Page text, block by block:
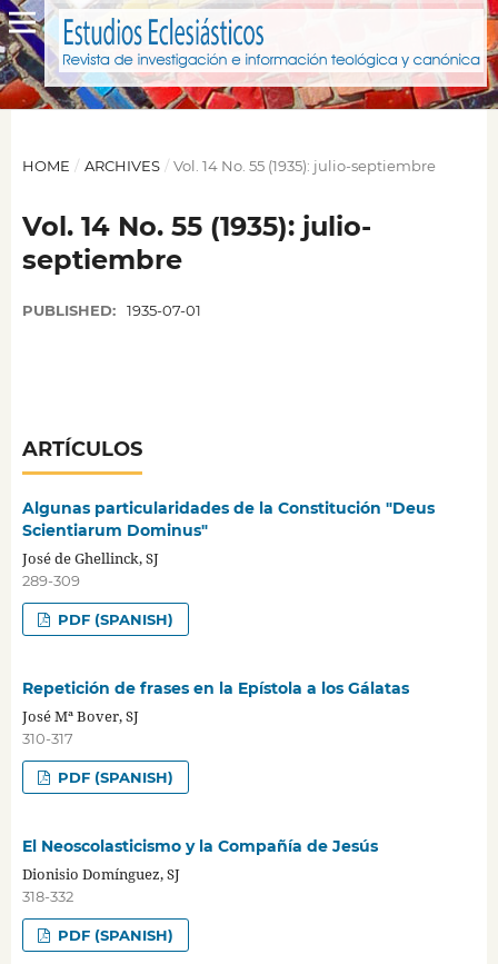
HOME / ARCHIVES / Vol. 14 No. 55 (1935): julio-septiembre
Vol. 14 No. 55 (1935): julio-
septiembre
PUBLISHED: 1935-07-01
ARTÍCULOS
Algunas particularidades de la Constitución "Deus
Scientiarum Dominus"
José de Ghellinck, SJ
289-309
PDF (SPANISH)
Repetición de frases en la Epístola a los Gálatas
José Mª Bover, SJ
310-317
PDF (SPANISH)
El Neoscolasticismo y la Compañía de Jesús
Dionisio Domínguez, SJ
318-332
PDF (SPANISH)